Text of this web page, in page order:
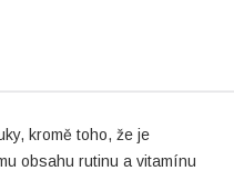
kromě toho, že je
obsahu rutinu a vitamínu